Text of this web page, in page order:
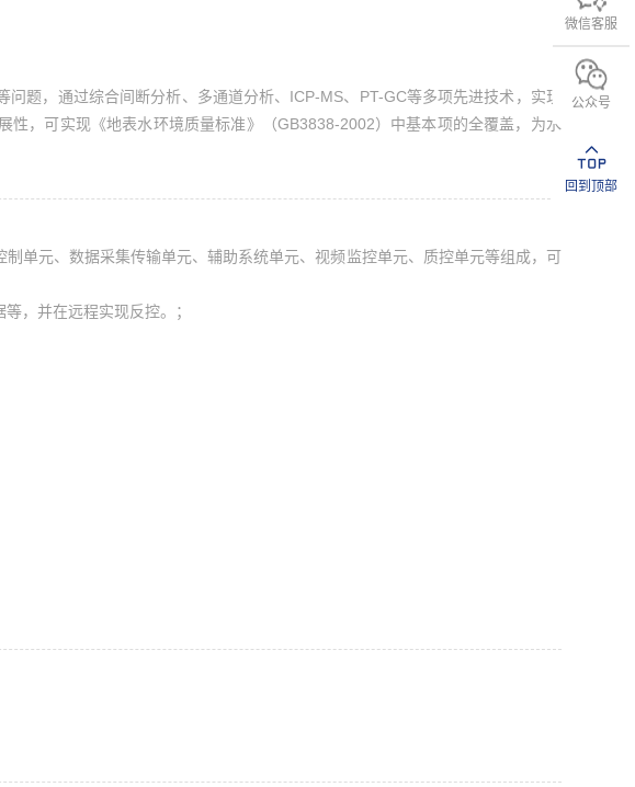
微信客服
公众号
回到顶部
题，通过综合间断分析、多通道分析、 ICP-MS、 PT-GC等多项先进技术，实现
性，可实现《地表水环境质量标准》（GB3838-2002）中基本项的全覆盖，为水
单元、数据采集传输单元、辅助系统单元、视频监控单元、质控单元等组成，可
，并在远程实现反控。；